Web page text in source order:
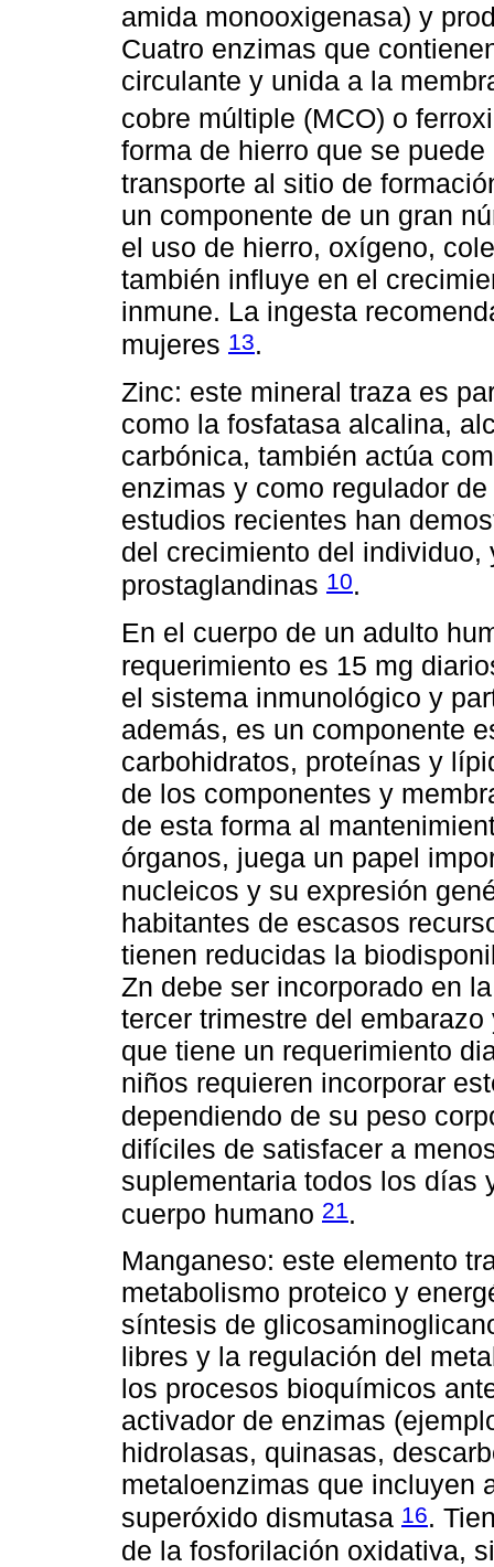
amida monooxigenasa) y
Cuatro enzimas que
circulante y unida a la
cobre múltiple (MCO) o
forma de hierro que se
transporte al sitio de
un componente de un gran
el uso de hierro, oxígeno,
también influye en el
inmune. La ingesta
mujeres 13.
Zinc: este mineral traza es
como la fosfatasa alcalina,
carbónica, también actúa
enzimas y como regulador
estudios recientes han
del crecimiento del
prostaglandinas 10.
En el cuerpo de un adulto
requerimiento es 15 mg
el sistema inmunológico y
además, es un componente
carbohidratos, proteínas y
de los componentes y
de esta forma al
órganos, juega un papel
nucleicos y su expresión
habitantes de escasos
tienen reducidas la
Zn debe ser incorporado en
tercer trimestre del
que tiene un requerimiento
niños requieren incorporar
dependiendo de su peso
difíciles de satisfacer a
suplementaria todos los días
cuerpo humano 21.
Manganeso: este elemento
metabolismo proteico y
síntesis de
libres y la regulación del
los procesos bioquímicos
activador de enzimas
hidrolasas, quinasas,
metaloenzimas que incluyen
superóxido dismutasa 16.
de la fosforilación oxidativa,